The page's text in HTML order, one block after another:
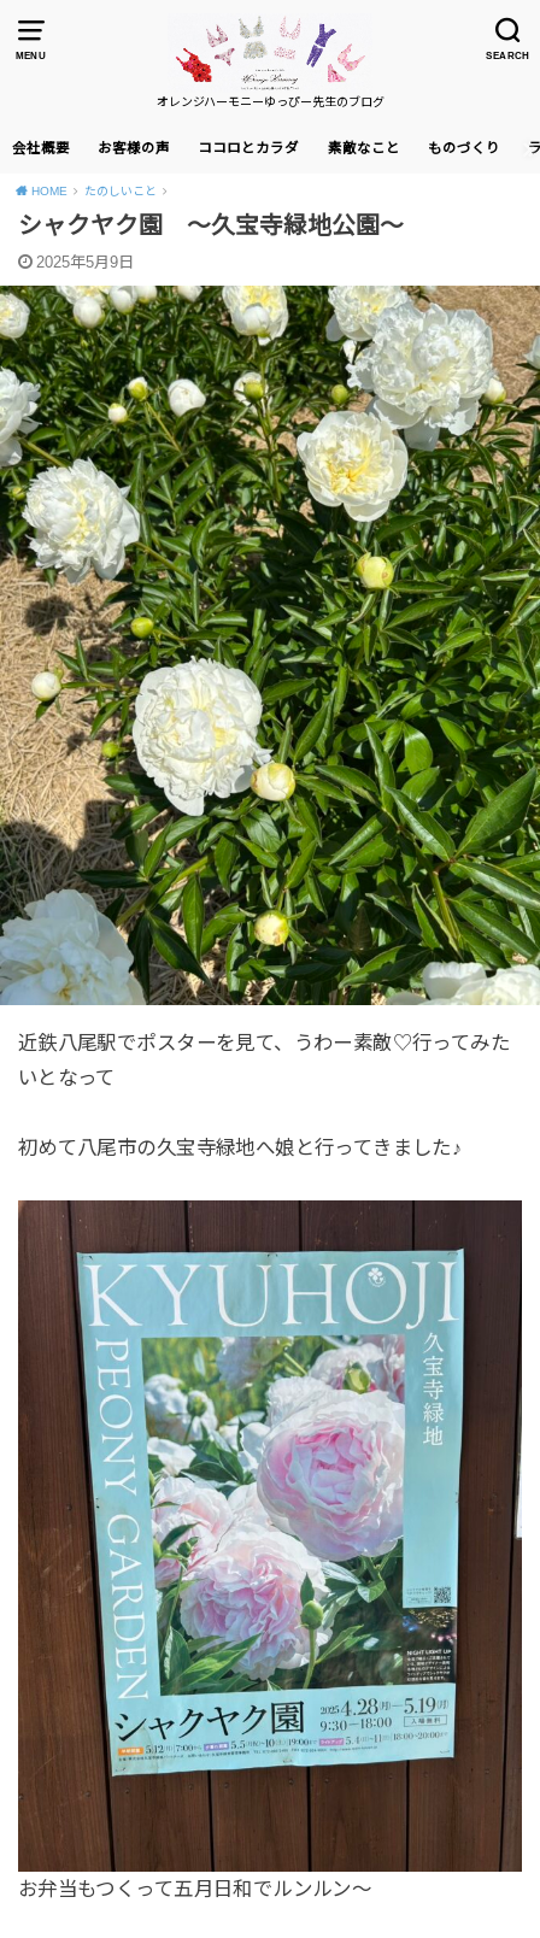
MENU SEARCH
オレンジハーモニーゆっぴー先生のブログ
会社概要 お客様の声 ココロとカラダ 素敵なこと ものづくり
HOME たのしいこと
シャクヤク園 ～久宝寺緑地公園～
2025年5月9日
近鉄八尾駅でポスターを見て、うわー素敵♡行ってみた
いとなって
初めて八尾市の久宝寺緑地へ娘と行ってきました♪
お弁当もつくって五月日和でルンルン～